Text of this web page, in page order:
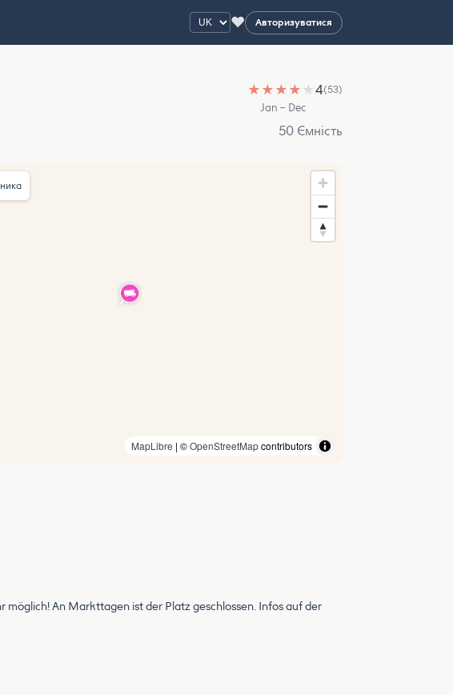
♥ Авторизуватися
★ ★ ★ ★ ★4(53)
Jan – Dec
50 Ємність
MapLibre | ©OpenStreetMapcontributors
möglich! An Markttagen ist der Platz geschlossen. Infos auf der